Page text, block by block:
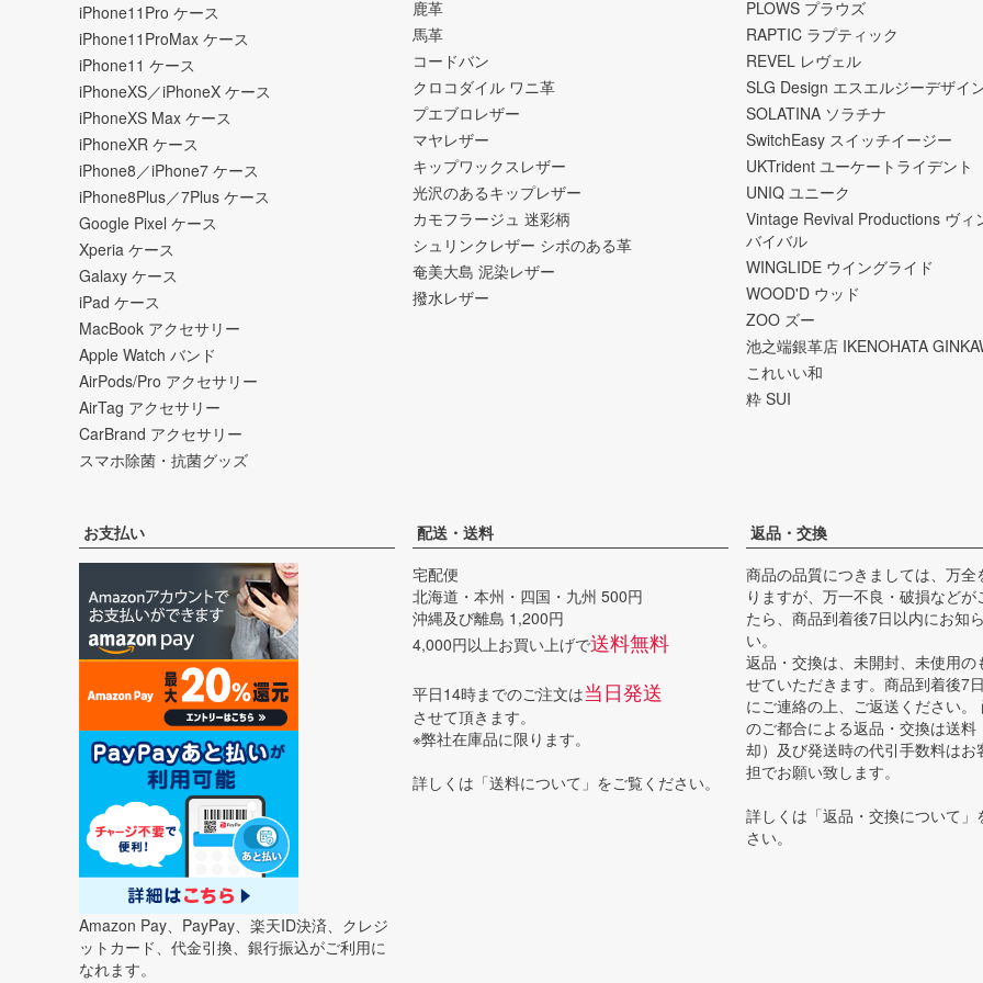
iPhone11Pro ケース
iPhone11ProMax ケース
iPhone11 ケース
iPhoneXS／iPhoneX ケース
iPhoneXS Max ケース
iPhoneXR ケース
iPhone8／iPhone7 ケース
iPhone8Plus／7Plus ケース
Google Pixel ケース
Xperia ケース
Galaxy ケース
iPad ケース
MacBook アクセサリー
Apple Watch バンド
AirPods/Pro アクセサリー
AirTag アクセサリー
CarBrand アクセサリー
スマホ除菌・抗菌グッズ
鹿革
馬革
コードバン
クロコダイル ワニ革
プエブロレザー
マヤレザー
キップワックスレザー
光沢のあるキップレザー
カモフラージュ 迷彩柄
シュリンクレザー シボのある革
奄美大島 泥染レザー
撥水レザー
PLOWS プラウズ
RAPTIC ラプティック
REVEL レヴェル
SLG Design エスエルジーデザイ
SOLATINA ソラチナ
SwitchEasy スイッチイージー
UKTrident ユーケートライデント
UNIQ ユニーク
Vintage Revival Productions ヴィ
バイバル
WINGLIDE ウイングライド
WOOD'D ウッド
ZOO ズー
池之端銀革店 IKENOHATA
これいい和
粋 SUI
お支払い
Amazon Pay、PayPay、楽天ID決済、クレジ
ットカード、代金引換、銀行振込がご利用に
なれます。
配送・送料
宅配便
北海道・本州・四国・九州 500円
沖縄及び離島 1,200円
4,000円以上お買い上げで送料無料
平日14時までのご注文は当日発送
させて頂きます。
※弊社在庫品に限ります。
詳しくは「送料について 」をご覧ください。
返品・交換
商品の品質につきましては、万全
りますが、万一不良・破損などが
たら、商品到着後7日以内にお知
い。
返品・交換は、未開封、未使用の
せていただきます。商品到着後7
にご連絡の上、ご返送ください。
のご都合による返品・交換は送料
却）及び発送時の代引手数料はお
担でお願い致します。
詳しくは「返品・交換について
さい。